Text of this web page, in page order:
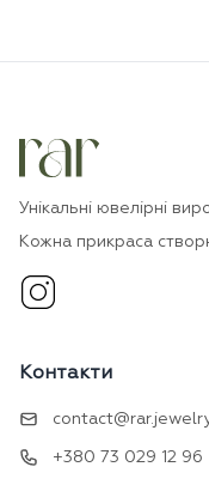
Унікальні ювелірні
Кожна прикраса
Контакти
+380 73 029 12 96